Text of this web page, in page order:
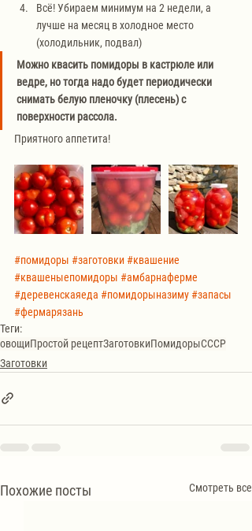
Всё! Убираем минимум на 2 недели, а
лучше на месяц в холодное место
(холодильник, подвал)
Можно квасить помидоры в кастрюле или
ведре, но тогда надо будет периодически
снимать белую пленочку (плесень) с
поверхности рассола.
Приятного аппетита!
#помидоры #заготовки#квашение
#квашеныепомидоры #амбарнаферме
#деревенскаяеда #помидорыназиму#запасы
#фермарязань
Теги:
овощиПростой рецептЗаготовкиПомидорыСССР
Заготовки
Похожие посты Смотреть все